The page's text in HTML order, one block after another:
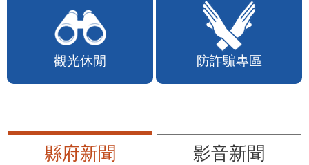
觀光休閒 防詐騙專區
縣府新聞
影音新聞